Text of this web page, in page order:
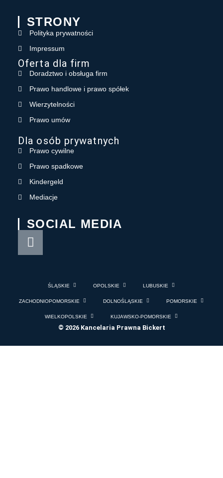
STRONY
Polityka prywatności
Impressum
Oferta dla firm
Doradztwo i obsługa firm
Prawo handlowe i prawo spółek
Wierzytelności
Prawo umów
Dla osób prywatnych
Prawo cywilne
Prawo spadkowe
Kindergeld
Mediacje
SOCIAL MEDIA
ŚLĄSKIE OPOLSKIE LUBUSKIE
ZACHODNIOPOMORSKIE DOLNOŚLĄSKIE POMORSKIE
WIELKOPOLSKIE KUJAWSKO-POMORSKIE
© 2026 Kancelaria Prawna Bickert